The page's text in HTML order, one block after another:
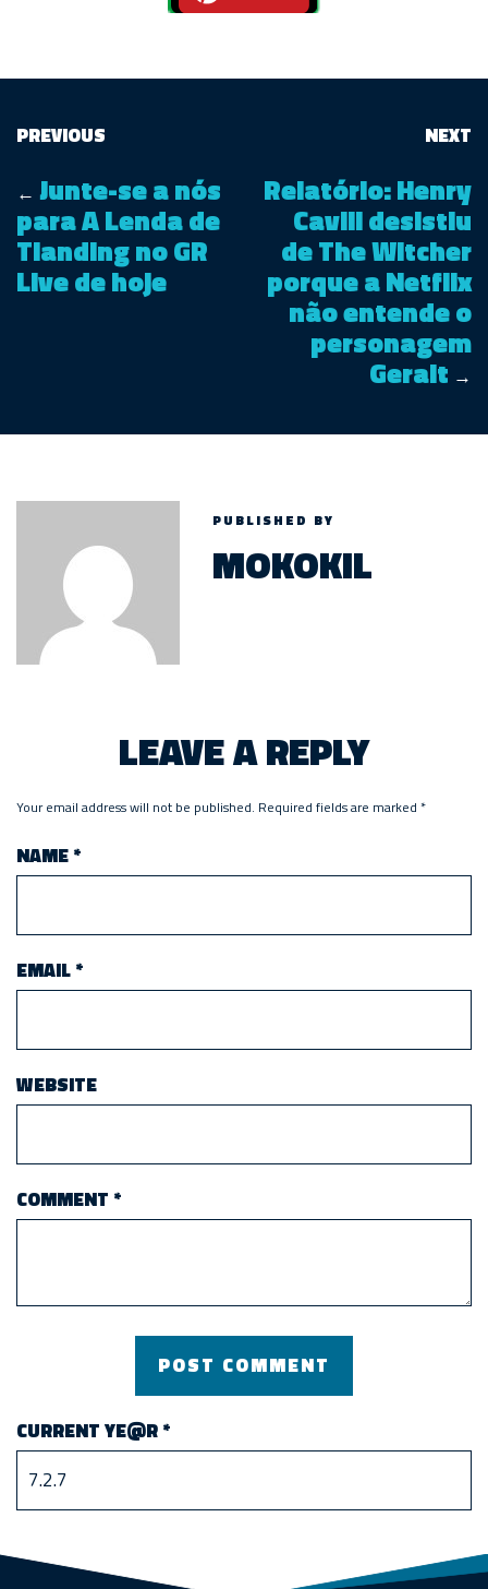
PREVIOUS
← Junte-se a nós
para A Lenda de
Tianding no GR
Live de hoje
NEXT
Relatório: Henry
Cavill desistiu
de The Witcher
porque a Netflix
não entende o
personagem
Geralt →
PUBLISHED BY
MOKOKIL
LEAVE A REPLY
Your email address will not be published. Required fields are marked *
NAME*
EMAIL*
WEBSITE
COMMENT *
CURRENT YE@R*